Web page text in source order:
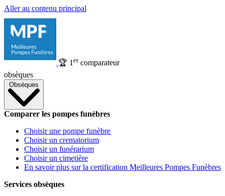
Aller au contenu principal
🏆 1 ercomparateur
obsèques
Obsèques
Comparer les pompes funèbres
Choisir une pompe funèbre
Choisir un crematorium
Choisir un funérarium
Choisir un cimetière
En savoir plus sur la certification Meilleures Pompes Funèbres
Services obsèques